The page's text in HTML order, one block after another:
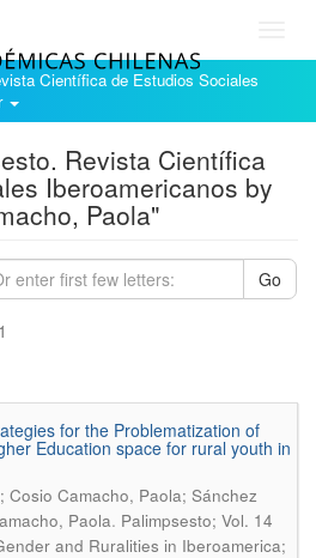
Científica de Estudios Sociales
Revista Científica
Iberoamericanos by
Paola"
Go
for the Problematization of
Education space for rural youth in
Cosio Camacho, Paola; Sánchez
Paola. Palimpsesto; Vol. 14
and Ruralities in Iberoamerica;